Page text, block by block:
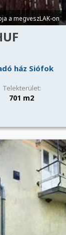
a megveszLAK-on
ház Siófok
Telekterület:
701 m2